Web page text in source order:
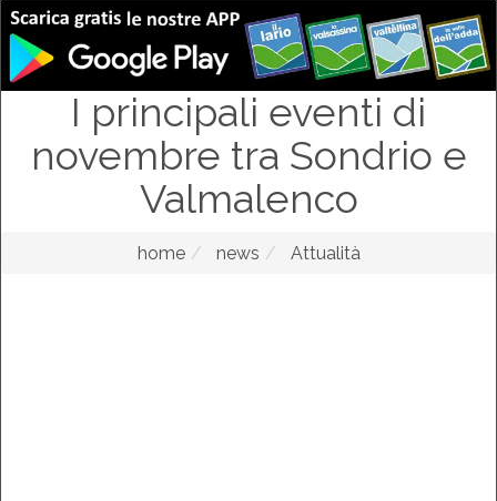
I principali eventi di
novembre tra Sondrio e
Valmalenco
home news Attualità